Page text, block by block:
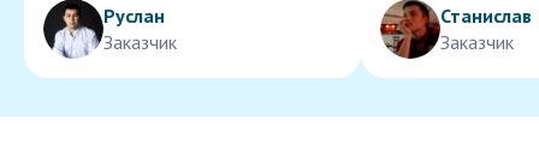
Руслан
Заказчик
Станислав
Заказчик